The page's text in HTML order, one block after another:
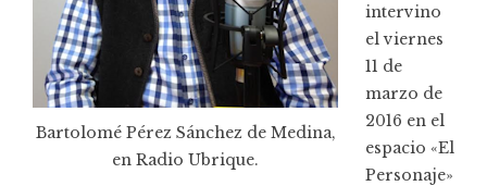
Bartolomé Pérez Sánchez de Medina,
en Radio Ubrique.
intervino
el viernes
11 de
marzo de
2016 en el
espacio «El
Personaje»